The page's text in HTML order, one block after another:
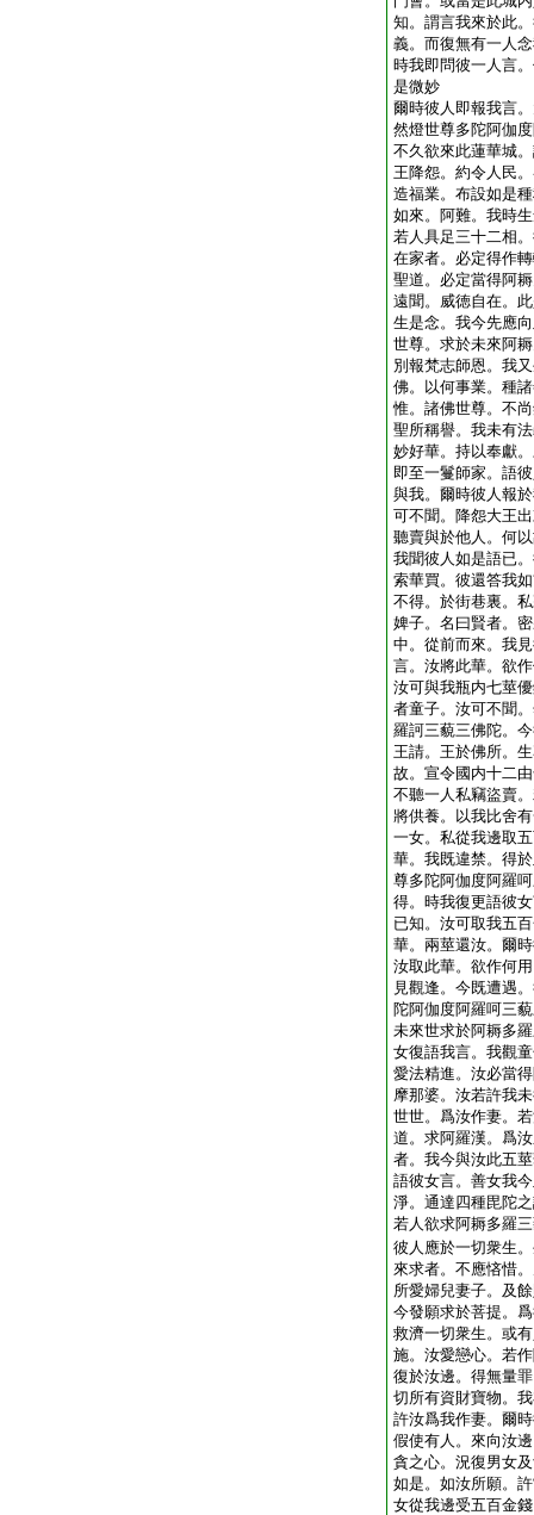
知。謂言我來於此
義。而復無有一人
時我即問彼一人言
是微妙
爾時彼人即報我言
然燈世尊多陀阿伽
不久欲來此蓮華城
王降怨。約令人民
造福業。布設如是
如來。阿難。我時
若人具足三十二相
在家者。必定得作
聖道。必定當得阿
遠聞。威徳自在。
生是念。我今先應
世尊。求於未來阿
別報梵志師恩。我
佛。以何事業。種
惟。諸佛世尊。不
聖所稱譽。我未有
妙好華。持以奉獻
即至一鬘師家。語
與我。爾時彼人報
可不聞。降怨大王
聽賣與於他人。何
我聞彼人如是語已
索華買。彼還答我
不得。於街巷裏。
婢子。名曰賢者。
中。從前而來。我
言。汝將此華。欲
汝可與我瓶内七莖
者童子。汝可不聞
羅訶三藐三佛陀。
王請。王於佛所。
故。宣令國内十二
不聽一人私竊盜賣
將供養。以我比舍
一女。私從我邊取
華。我既違禁。得
尊多陀阿伽度阿羅
得。時我復更語彼
已知。汝可取我五
華。兩莖還汝。爾
汝取此華。欲作何
見觀逢。今既遭遇
陀阿伽度阿羅呵三
未來世求於阿耨多
女復語我言。我觀
愛法精進。汝必當
摩那婆。汝若許我
世世。爲汝作妻。
道。求阿羅漢。爲
者。我今與汝此五
語彼女言。善女我
淨。通達四種毘陀
若人欲求阿耨多羅
彼人應於一切衆生
來求者。不應悋惜
所愛婦兒妻子。及
今發願求於菩提。
救濟一切衆生。或
施。汝愛戀心。若
復於汝邊。得無量
切所有資財寶物。
許汝爲我作妻。爾
假使有人。來向汝
貪之心。況復男女
如是。如汝所願。
女從我邊受五百金